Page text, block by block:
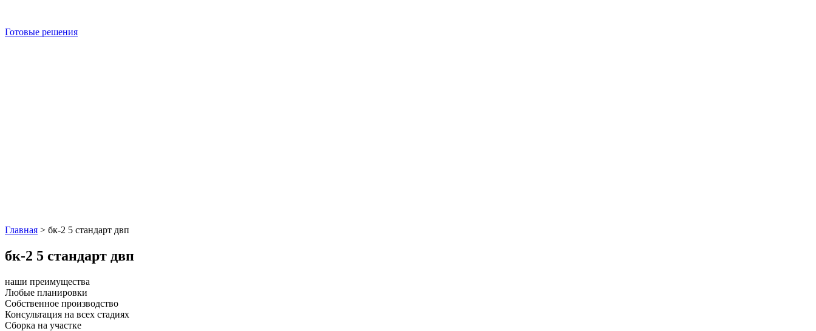
Готовые решения
Главная > бк-2 5 стандарт двп
бк-2 5 стандарт двп
наши преимущества
Любые планировки
Собственное производство
Консультация на всех стадиях
Сборка на участке